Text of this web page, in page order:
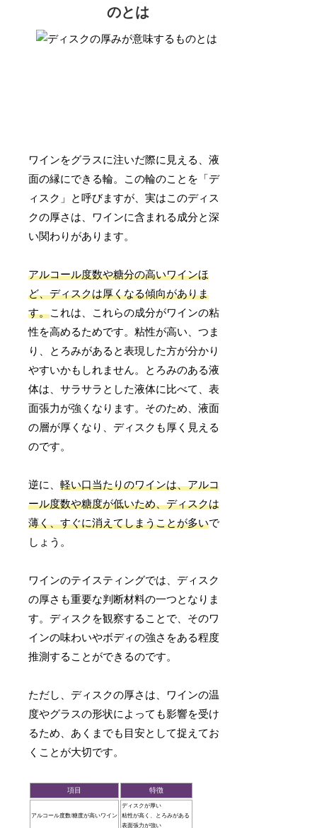
のとは
ワインをグラスに注いだ際に見える、液
面の縁にできる輪。この輪のことを「デ
ィスク」と呼びますが、実はこのディス
クの厚さは、ワインに含まれる成分と深
い関わりがあります。
アルコール度数や糖分の高いワインほ
ど、ディスクは厚くなる傾向がありま
す。これは、これらの成分がワインの粘
性を高めるためです。粘性が高い、つま
り、とろみがあると表現した方が分かり
やすいかもしれません。とろみのある液
体は、サラサラとした液体に比べて、表
面張力が強くなります。そのため、液面
の層が厚くなり、ディスクも厚く見える
のです。
逆に、軽い口当たりのワインは、アルコ
ール度数や糖度が低いため、ディスクは
薄く、すぐに消えてしまうことが多いで
しょう。
ワインのテイスティングでは、ディスク
の厚さも重要な判断材料の一つとなりま
す。ディスクを観察することで、そのワ
インの味わいやボディの強さをある程度
推測することができるのです。
ただし、ディスクの厚さは、ワインの温
度やグラスの形状によっても影響を受け
るため、あくまでも目安として捉えてお
くことが大切です。
項目 特徴
アルコール度数/糖度が高いワイン
ディスクが厚い
粘性が高く、とろみがある
表面張力が強い